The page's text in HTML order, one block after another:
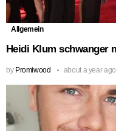
Allgemein
Heidi Klum schwanger
by Promiwood about a year ago